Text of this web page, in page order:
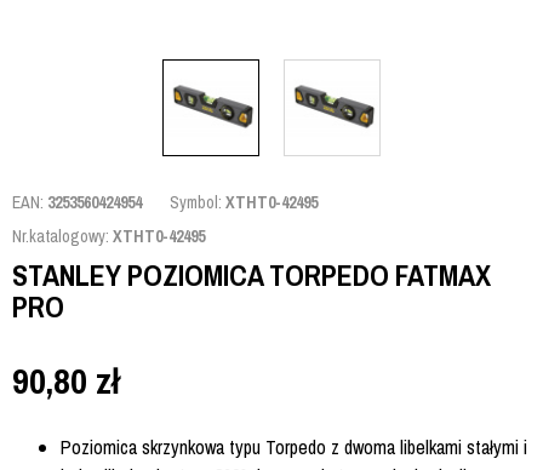
EAN: 3253560424954 Symbol: XTHT0-42495
Nr.katalogowy: XTHT0-42495
STANLEY POZIOMICA TORPEDO FATMAX
PRO
90,80 zł
Poziomica skrzynkowa typu Torpedo z dwoma libelkami stałymi i